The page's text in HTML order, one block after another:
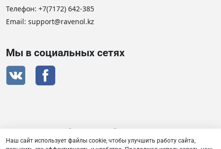
Телефон: +7(7172) 642-385
Email: support@ravenol.kz
Мы в социальных сетях
Сертификат дистрибьютора RAVENOL
Наш сайт использует файлы cookie, чтобы улучшить работу сайта,